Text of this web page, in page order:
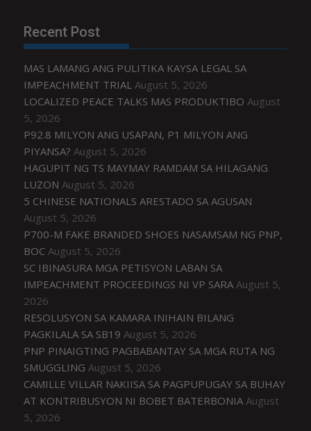
Recent Post
MAS LAMANG ANG PULITIKA KAYSA LEGAL SA
IMPEACHMENT TRIAL August 5, 2026
LOCALIZED PEACE TALKS MAS PRODUKTIBO August
5, 2026
P92.8 MILYON ANG USAPAN, P1 MILYON ANG
PIYANSA? August 5, 2026
HAGUPIT NG TS MAYMAY RAMDAM SA HILAGANG
LUZON August 5, 2026
5 CHINESE NATIONALS ARESTADO SA AGUSAN
August 5, 2026
P700-M FAKE BRANDED SHOES NASAMSAM NG PNP,
BOC August 5, 2026
SC IBINASURA MGA PETISYON LABAN SA
IMPEACHMENT PROCEEDINGS NI VP SARA August 5,
2026
RESOLUSYON SA KAMARA INIHAIN BILANG
PAGKILALA SA SB19 August 5, 2026
PNP PINAIGTING PAGBABANTAY SA MGA RUTA NG
SMUGGLING August 5, 2026
CAMILLE VILLAR NAKIISA SA PAGPUPUGAY SA BUHAY
AT KONTRIBUSYON NI BOBET BATERBONIA August
5, 2026